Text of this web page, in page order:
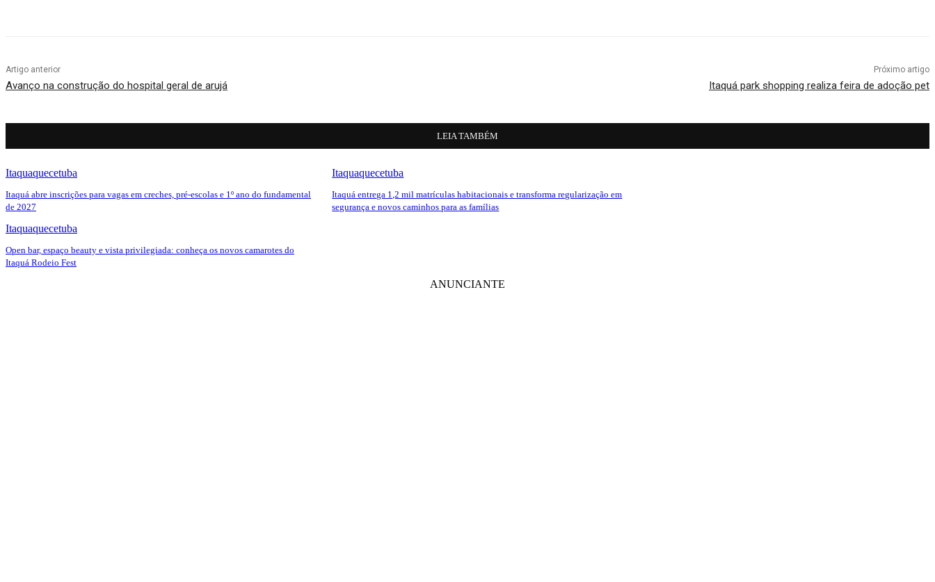
Artigo anterior
Avanço na construção do hospital geral de arujá
Próximo artigo
Itaquá park shopping realiza feira de adoção pet
LEIA TAMBÉM
Itaquaquecetuba
Itaquá abre inscrições para vagas em creches, pré-escolas e 1º ano do fundamental
de 2027
Itaquaquecetuba
Itaquá entrega 1,2 mil matrículas habitacionais e transforma regularização em
segurança e novos caminhos para as famílias
Itaquaquecetuba
Open bar, espaço beauty e vista privilegiada: conheça os novos camarotes do
Itaquá Rodeio Fest
ANUNCIANTE